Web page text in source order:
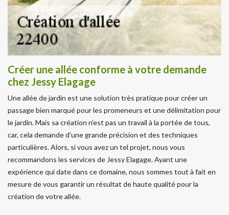
Créer une allée conforme à votre demande
chez Jessy Elagage
Une allée de jardin est une solution très pratique pour créer un
passage bien marqué pour les promeneurs et une délimitation pour
le jardin. Mais sa création n’est pas un travail à la portée de tous,
car, cela demande d’une grande précision et des techniques
particulières. Alors, si vous avez un tel projet, nous vous
recommandons les services de Jessy Elagage. Ayant une
expérience qui date dans ce domaine, nous sommes tout à fait en
mesure de vous garantir un résultat de haute qualité pour la
création de votre allée.